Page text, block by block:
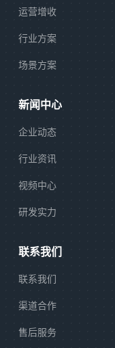
运营增收
行业方案
场景方案
新闻中心
企业动态
行业资讯
视频中心
研发实力
联系我们
联系我们
渠道合作
售后服务